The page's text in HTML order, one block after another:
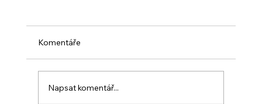
Komentáře
Napsat komentář...